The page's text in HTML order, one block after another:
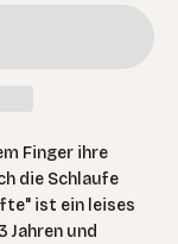
Finger ihre
die Schlaufe
ist ein leises
Jahren und